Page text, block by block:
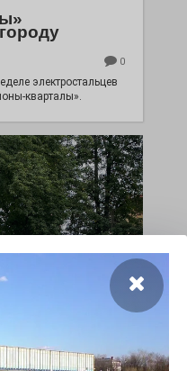
0
электростальцев
кварталы».
0